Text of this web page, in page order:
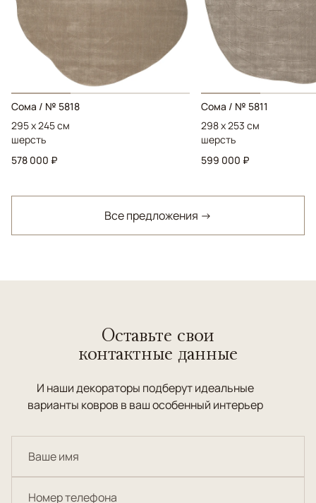
Сома / № 5818
295 x 245 см
шерсть
578 000 ₽
Сома / № 5811
298 x 253 см
шерсть
599 000 ₽
Все предложения →
Оставьте свои
контактные данные
И наши декораторы подберут идеальные
варианты ковров в ваш особенный интерьер